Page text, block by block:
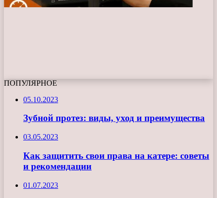
ПОПУЛЯРНОЕ
05.10.2023
Зубной протез: виды, уход и преимущества
03.05.2023
Как защитить свои права на катере: советы
и рекомендации
01.07.2023